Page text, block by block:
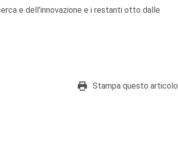
e dell’innovazione e i restanti otto dalle
Stampa questo articolo